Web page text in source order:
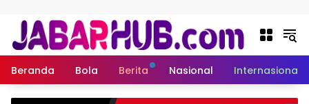
Beranda Bola Berita Nasional Internasional